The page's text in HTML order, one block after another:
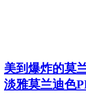
美到爆炸的莫
淡雅莫兰迪色